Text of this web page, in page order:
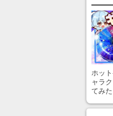
ホッ
ャラ
てみ